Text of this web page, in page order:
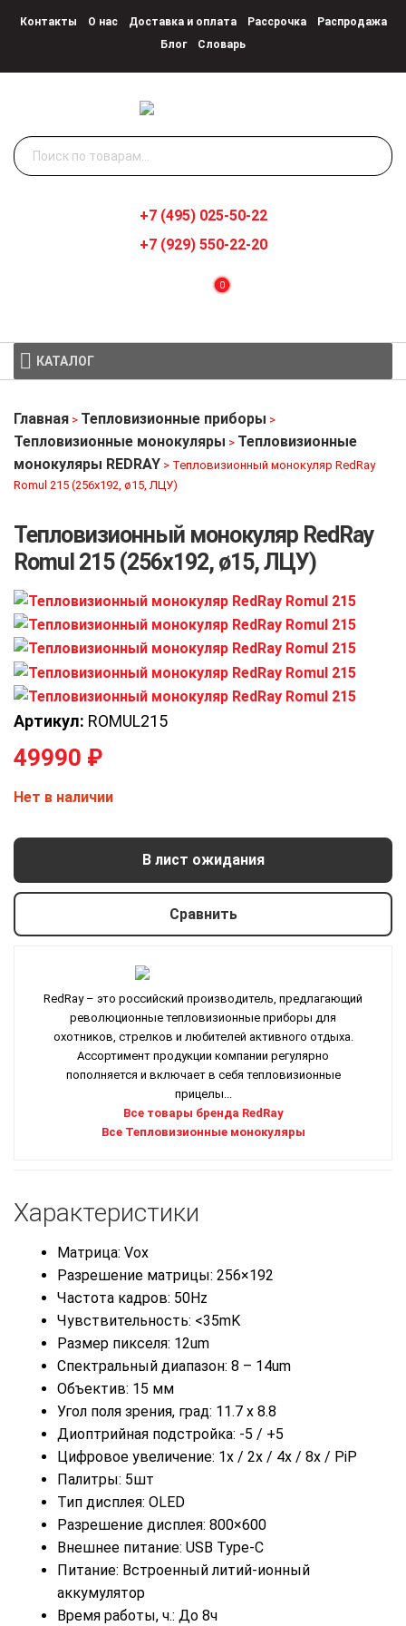
Контакты О нас Доставка и оплата Рассрочка
Распродажа
Блог
Словарь
Искать:
0
+7 (495) 025-50-22
+7 (929) 550-22-20
КАТАЛОГ
Главная > Тепловизионные приборы >
Тепловизионные монокуляры > Тепловизионные
монокуляры REDRAY > Тепловизионный монокуляр RedRay
Romul 215 (256х192, ø15, ЛЦУ)
Тепловизионный монокуляр RedRay
Romul 215 (256х192, ø15, ЛЦУ)
Артикул: ROMUL215
49990 ₽
Нет в наличии
В лист ожидания
Сравнить
RedRay – это российский производитель, предлагающий
революционные тепловизионные приборы для
охотников, стрелков и любителей активного отдыха.
Ассортимент продукции компании регулярно
пополняется и включает в себя тепловизионные
прицелы...
Все товары бренда RedRay
Все Тепловизионные монокуляры
Характеристики
Матрица: Vox
Разрешение матрицы: 256×192
Частота кадров: 50Hz
Чувствительность: <35mK
Размер пикселя: 12um
Спектральный диапазон: 8 – 14um
Объектив: 15 мм
Угол поля зрения, град: 11.7 x 8.8
Диоптрийная подстройка: -5 / +5
Цифровое увеличение: 1x / 2x / 4x / 8x / PiP
Палитры: 5шт
Тип дисплея: OLED
Разрешение дисплея: 800×600
Внешнее питание: USB Type-C
Питание: Встроенный литий-ионный
аккумулятор
Время работы, ч.: До 8ч